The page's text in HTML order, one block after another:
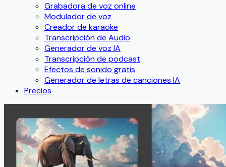
Grabadora de voz online
Modulador de voz
Creador de karaoke
Transcripción de Audio
Generador de voz IA
Transcripción de podcast
Efectos de sonido gratis
Generador de letras de canciones IA
Precios